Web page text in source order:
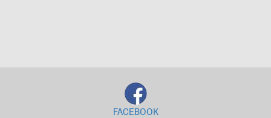
FACEBOOK